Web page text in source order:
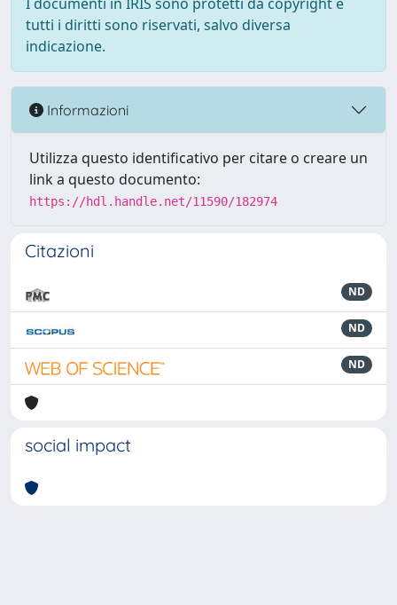
tutti i diritti sono riservati, salvo diversa
indicazione.
Informazioni
Utilizza questo identificativo per citare o creare un
link a questo documento:
https://hdl.handle.net/11590/182974
Citazioni
ND
ND
ND
social impact